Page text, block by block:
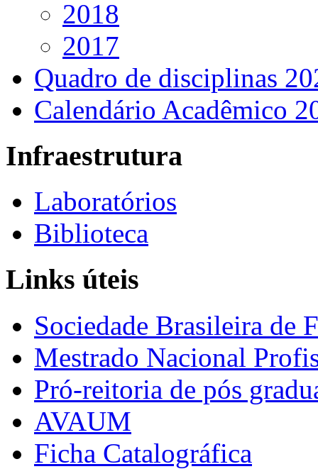
2018
2017
Quadro de disciplinas
Calendário Acadêmico
Infraestrutura
Laboratórios
Biblioteca
Links úteis
Sociedade Brasileira de
Mestrado Nacional
Pró-reitoria de pós
AVAUM
Ficha Catalográfica